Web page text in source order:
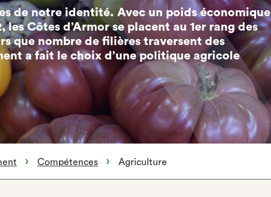
de notre identité. Avec un poids économique
les Côtes d’Armor se placent au 1er rang des
que nombre de filières traversent des
a fait le choix d’une politique agricole
Compétences Agriculture